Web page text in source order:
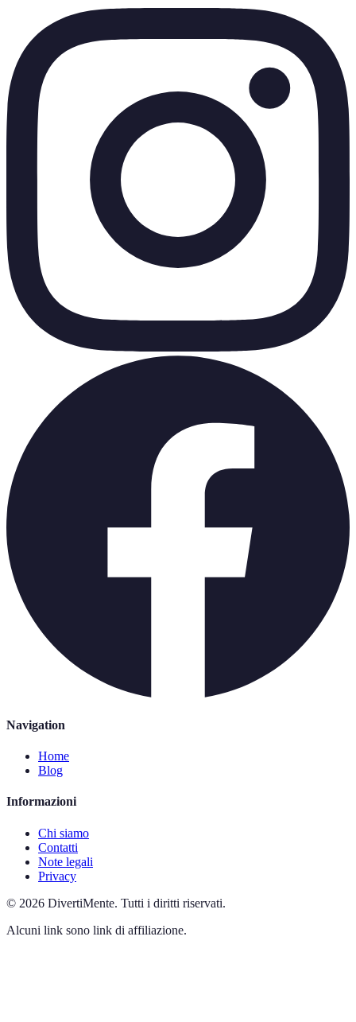
Navigation
Home
Blog
Informazioni
Chi siamo
Contatti
Note legali
Privacy
© 2026 DivertiMente. Tutti i diritti riservati.
Alcuni link sono link di affiliazione.